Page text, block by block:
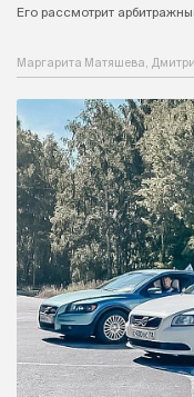
Его рассмотрит
Маргарита Матяшева,